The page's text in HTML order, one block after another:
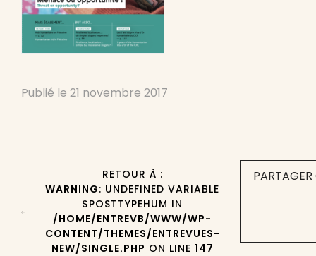
Publié le 21 novembre 2017
RETOUR À :
WARNING: UNDEFINED VARIABLE
$POSTTYPEHUM IN
/HOME/ENTREVB/WWW/WP-
CONTENT/THEMES/ENTREVUES-
NEW/SINGLE.PHP ON LINE 147